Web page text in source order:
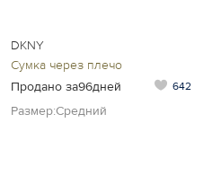
DKNY
Сумка через плечо
Продано за96дней
642
Размер:Средний